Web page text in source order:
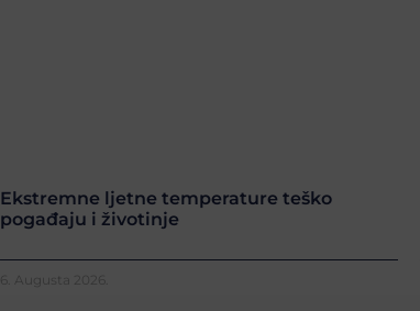
Ekstremne ljetne temperature teško
pogađaju i životinje
6. Augusta 2026.